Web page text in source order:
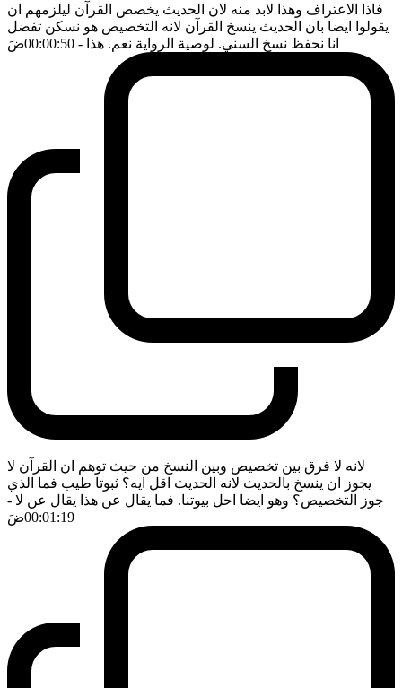
فاذا الاعتراف وهذا لابد منه لان الحديث يخصص القرآن ليلزمهم ان
يقولوا ايضا بان الحديث ينسخ القرآن لانه التخصيص هو نسكن تفضل
انا نحفظ نسخ السني. لوصية الرواية نعم. هذا - 00:00:50 ضَ
لانه لا فرق بين تخصيص وبين النسخ من حيث توهم ان القرآن لا
يجوز ان ينسخ بالحديث لانه الحديث اقل ايه؟ ثبوتا طيب فما الذي
جوز التخصيص؟ وهو ايضا احل بيوتنا. فما يقال عن هذا يقال عن لا -
00:01:19ضَ